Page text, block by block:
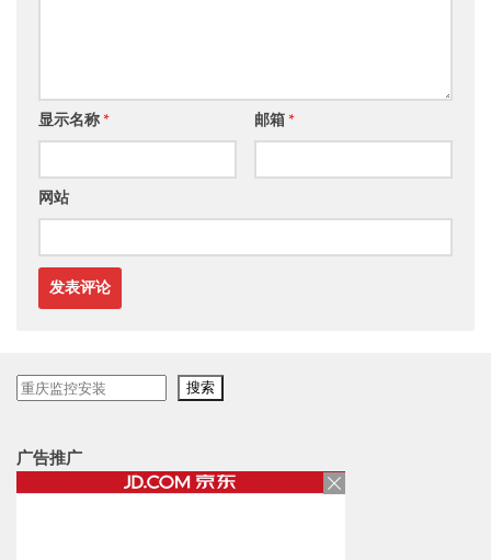
显示名称* 邮箱*
网站
搜
搜索
广告推广